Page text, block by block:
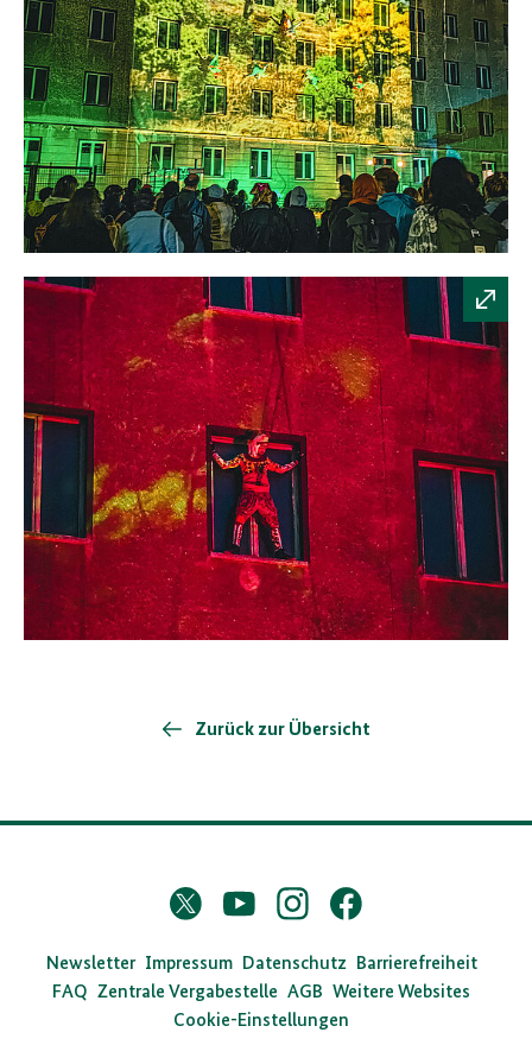
der
Theatergruppe
Grotest
Maru
Quelle:
BArch
/
Hovestädt
Fassadentheater
in
der
Stasi-
Zentrale
mit
der
Theatergruppe
Grotest
Maru
Quelle:
BArch
/
Ostermaier
Theatergruppe
Zurück zur Übersicht
D
s
B
Twitter
X
YouTubeInstagramFacebook
Newsletter Impressum Datenschutz
Barrierefreiheit
FAQ Zentrale Vergabestelle AGB Weitere Websites
Cookie-Einstellungen